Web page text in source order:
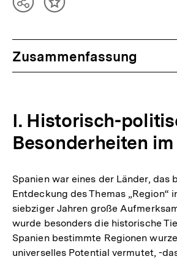
TeilenInhalt
Zusammenfassung
I. Historisch-
Besonderheiten
Spanien war eines der Länder, das
Entdeckung des Themas „Region“
siebziger Jahren große
wurde besonders die historische
Spanien bestimmte Regionen
universelles Potential vermutet, -